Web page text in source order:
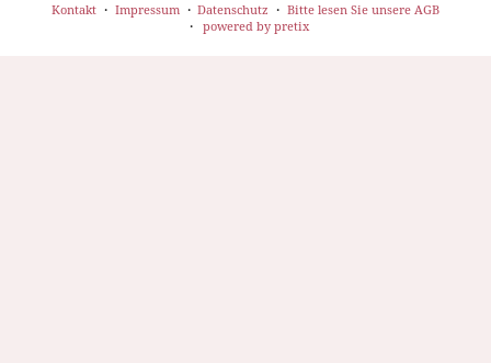
Kontakt Impressum Datenschutz
Bitte lesen Sie unsere AGB
powered by pretix